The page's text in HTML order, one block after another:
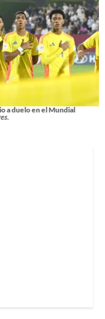
a duelo en el Mundial